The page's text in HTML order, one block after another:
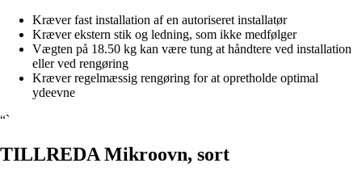
Kræver fast installation af en autoriseret installatør
Kræver ekstern stik og ledning, som ikke medfølger
Vægten på 18.50 kg kan være tung at håndtere ved installation
eller ved rengøring
Kræver regelmæssig rengøring for at opretholde optimal
ydeevne
“`
TILLREDA Mikroovn, sort